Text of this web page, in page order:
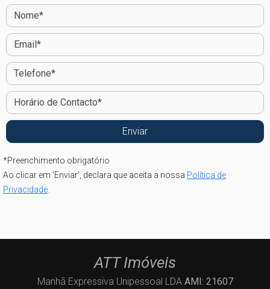
*Preenchimento obrigatório
Ao clicar em 'Enviar', declara que aceita a nossa Política de
Privacidade
ATT Imóveis
Manhã Expressiva Unipessoal LDA AMI: 21607